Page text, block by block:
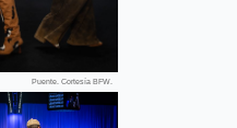
Puente. Cortesía BFW.